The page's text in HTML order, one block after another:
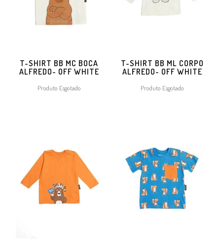
T-SHIRT BB MC BOCA
ALFREDO- OFF WHITE
Produto Esgotado
T-SHIRT BB ML CORPO
ALFREDO- OFF WHITE
Produto Esgotado